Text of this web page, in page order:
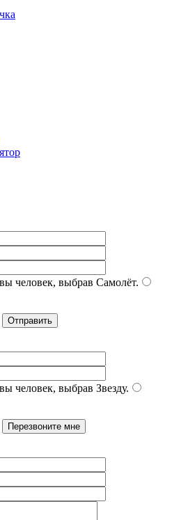
человек, выбрав Самолёт.
человек, выбрав Звезду.